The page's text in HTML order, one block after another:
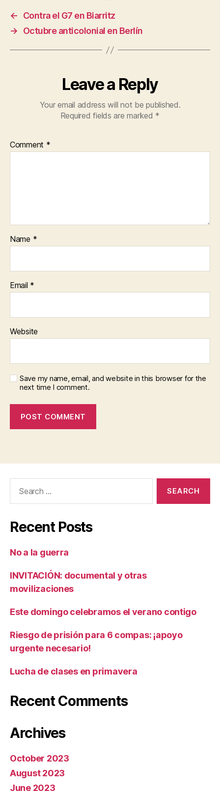
←
Contra el G7 en Biarritz
→
Octubre anticolonial en Berlín
Leave a Reply
Your email address will not be published.
Required fields are marked *
Comment *
Name *
Email *
Website
Save my name, email, and website in this browser for the
next time I comment.
Recent Posts
No a la guerra
INVITACIÓN: documental y otras
movilizaciones
Este domingo celebramos el verano contigo
Riesgo de prisión para 6 compas: ¡apoyo
urgente necesario!
Lucha de clases en primavera
Recent Comments
Archives
October 2023
August 2023
June 2023